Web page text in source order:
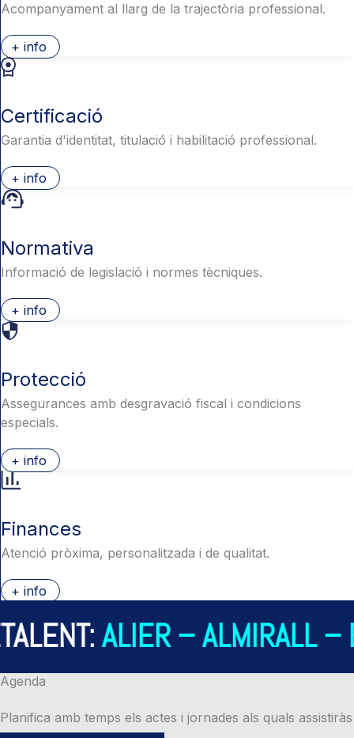
Acompanyament al llarg de la trajectòria professional.
+ info
Certificació
Garantia d'identitat, titulació i habilitació professional.
+ info
Normativa
Informació de legislació i normes tècniques.
+ info
Protecció
Assegurances amb desgravació fiscal i condicions
especials.
+ info
Finances
Atenció pròxima, personalitzada i de qualitat.
+ info
ALIER – ALMIRALL –
Agenda
Planifica amb temps els actes i jornades als quals assistiràs